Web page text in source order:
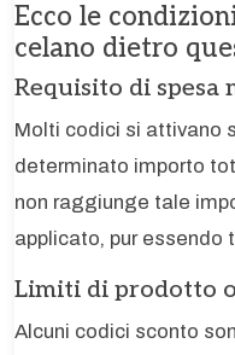
Ecco le
celano dietro
Requisito di spesa
Molti codici si attivano
determinato importo
non raggiunge tale
applicato, pur essendo
Limiti di prodotto
Alcuni codici sconto